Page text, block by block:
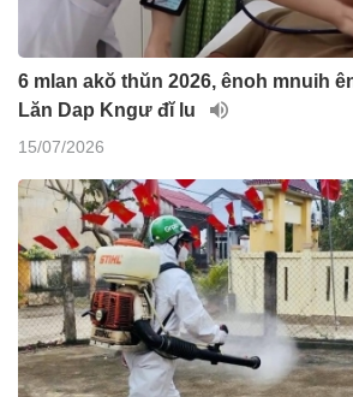
6 mlan akŏ thŭn 2026, ênoh mnuih
Lăn Dap Kngư đĭ lu
15/07/2026